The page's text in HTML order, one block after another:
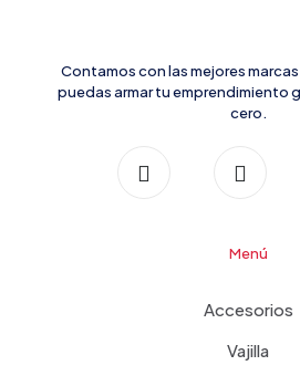
Contamos con las mejores
puedas armar tu emprendimiento
cero.
Menú
Accesorios
Vajilla